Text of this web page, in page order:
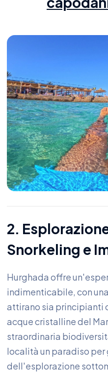
2.
Snorkeling e
Hurghada offre
indimenticabile, con
attirano sia principianti
acque cristalline del
straordinaria
località un paradiso per
dell'esplorazione